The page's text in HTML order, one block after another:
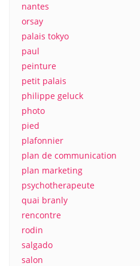
nantes
orsay
palais tokyo
paul
peinture
petit palais
philippe geluck
photo
pied
plafonnier
plan de communication
plan marketing
psychotherapeute
quai branly
rencontre
rodin
salgado
salon